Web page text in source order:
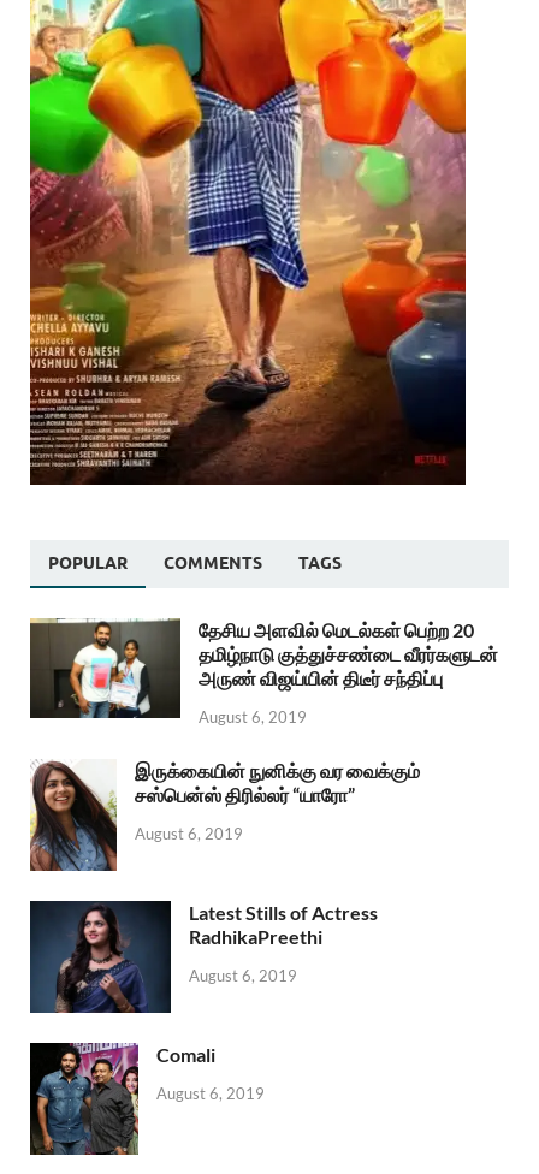
POPULAR COMMENTS TAGS
தேசிய அளவில் மெடல்கள் பெற்ற 20
தமிழ்நாடு குத்துச்சண்டை வீரர்களுடன்
அருண் விஜய்யின் திடீர் சந்திப்பு
August 6, 2019
இருக்கையின் நுனிக்கு வர வைக்கும்
சஸ்பென்ஸ் திரில்லர் “யாரோ”
August 6, 2019
Latest Stills of Actress
RadhikaPreethi
August 6, 2019
Comali
August 6, 2019